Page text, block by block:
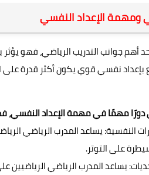
ومهمة الإعداد النفسي
أهم جوانب التدريب الرياضي، فهو
بإعداد نفسي قوي يكون أكثر قدرة على
دورًا مهمًا في مهمة الإعداد النفسي،
النفسية: يساعد المدرب الرياضي
على التوتر.
يساعد المدرب الرياضي